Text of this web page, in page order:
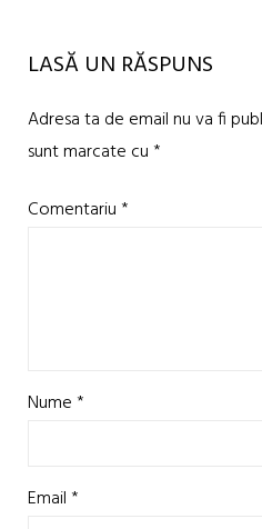
LASĂ UN RĂSPUNS
Adresa ta de email nu va fi
sunt marcate cu*
Comentariu*
Nume*
Email*